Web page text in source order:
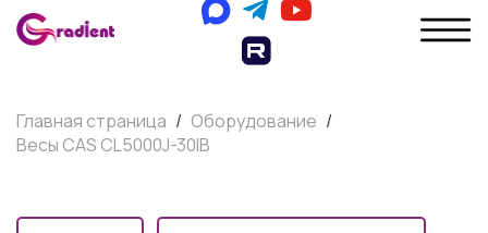
Главная страница / Оборудование /
Весы CAS CL5000J-30IB